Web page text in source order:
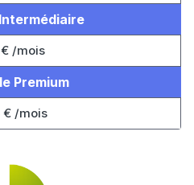
/mois
Premium
€ /mois